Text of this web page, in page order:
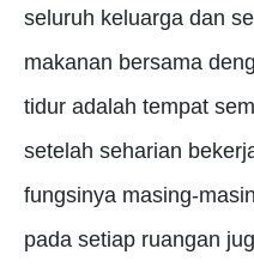
seluruh keluarga dan
makanan bersama
tidur adalah tempat
setelah seharian
fungsinya masing-
pada setiap ruangan